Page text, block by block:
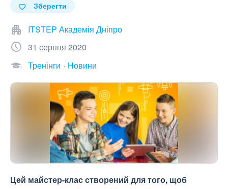
Зберегти
ITSTEP Академія Дніпро
31 серпня 2020
Тренінги
Новини
Цей майстер-клас створений для того, щоб